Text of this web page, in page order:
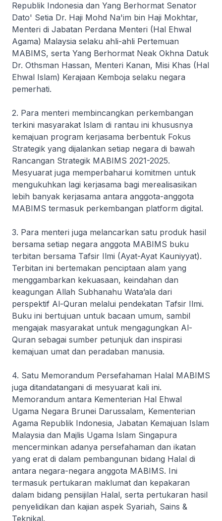
Republik Indonesia dan Yang Berhormat Senator
Dato' Setia Dr. Haji Mohd Na'im bin Haji Mokhtar,
Menteri di Jabatan Perdana Menteri (Hal Ehwal
Agama) Malaysia selaku ahli-ahli Pertemuan
MABIMS, serta Yang Berhormat Neak Okhna Datuk
Dr. Othsman Hassan, Menteri Kanan, Misi Khas (Hal
Ehwal Islam) Kerajaan Kemboja selaku negara
pemerhati.
2. Para menteri membincangkan perkembangan
terkini masyarakat Islam di rantau ini khususnya
kemajuan program kerjasama berbentuk Fokus
Strategik yang dijalankan setiap negara di bawah
Rancangan Strategik MABIMS 2021-2025.
Mesyuarat juga memperbaharui komitmen untuk
mengukuhkan lagi kerjasama bagi merealisasikan
lebih banyak kerjasama antara anggota-anggota
MABIMS termasuk perkembangan platform digital.
3. Para menteri juga melancarkan satu produk hasil
bersama setiap negara anggota MABIMS buku
terbitan bersama Tafsir Ilmi (Ayat-Ayat Kauniyyat).
Terbitan ini bertemakan penciptaan alam yang
menggambarkan kekuasaan, keindahan dan
keagungan Allah Subhanahu Wata’ala dari
perspektif Al-Quran melalui pendekatan Tafsir Ilmi.
Buku ini bertujuan untuk bacaan umum, sambil
mengajak masyarakat untuk mengagungkan Al-
Quran sebagai sumber petunjuk dan inspirasi
kemajuan umat dan peradaban manusia.
4. Satu Memorandum Persefahaman Halal MABIMS
juga ditandatangani di mesyuarat kali ini.
Memorandum antara Kementerian Hal Ehwal
Ugama Negara Brunei Darussalam, Kementerian
Agama Republik Indonesia, Jabatan Kemajuan Islam
Malaysia dan Majlis Ugama Islam Singapura
mencerminkan adanya persefahaman dan ikatan
yang erat di dalam pembangunan bidang Halal di
antara negara-negara anggota MABIMS. Ini
termasuk pertukaran maklumat dan kepakaran
dalam bidang pensijilan Halal, serta pertukaran hasil
penyelidikan dan kajian aspek Syariah, Sains &
Teknikal.